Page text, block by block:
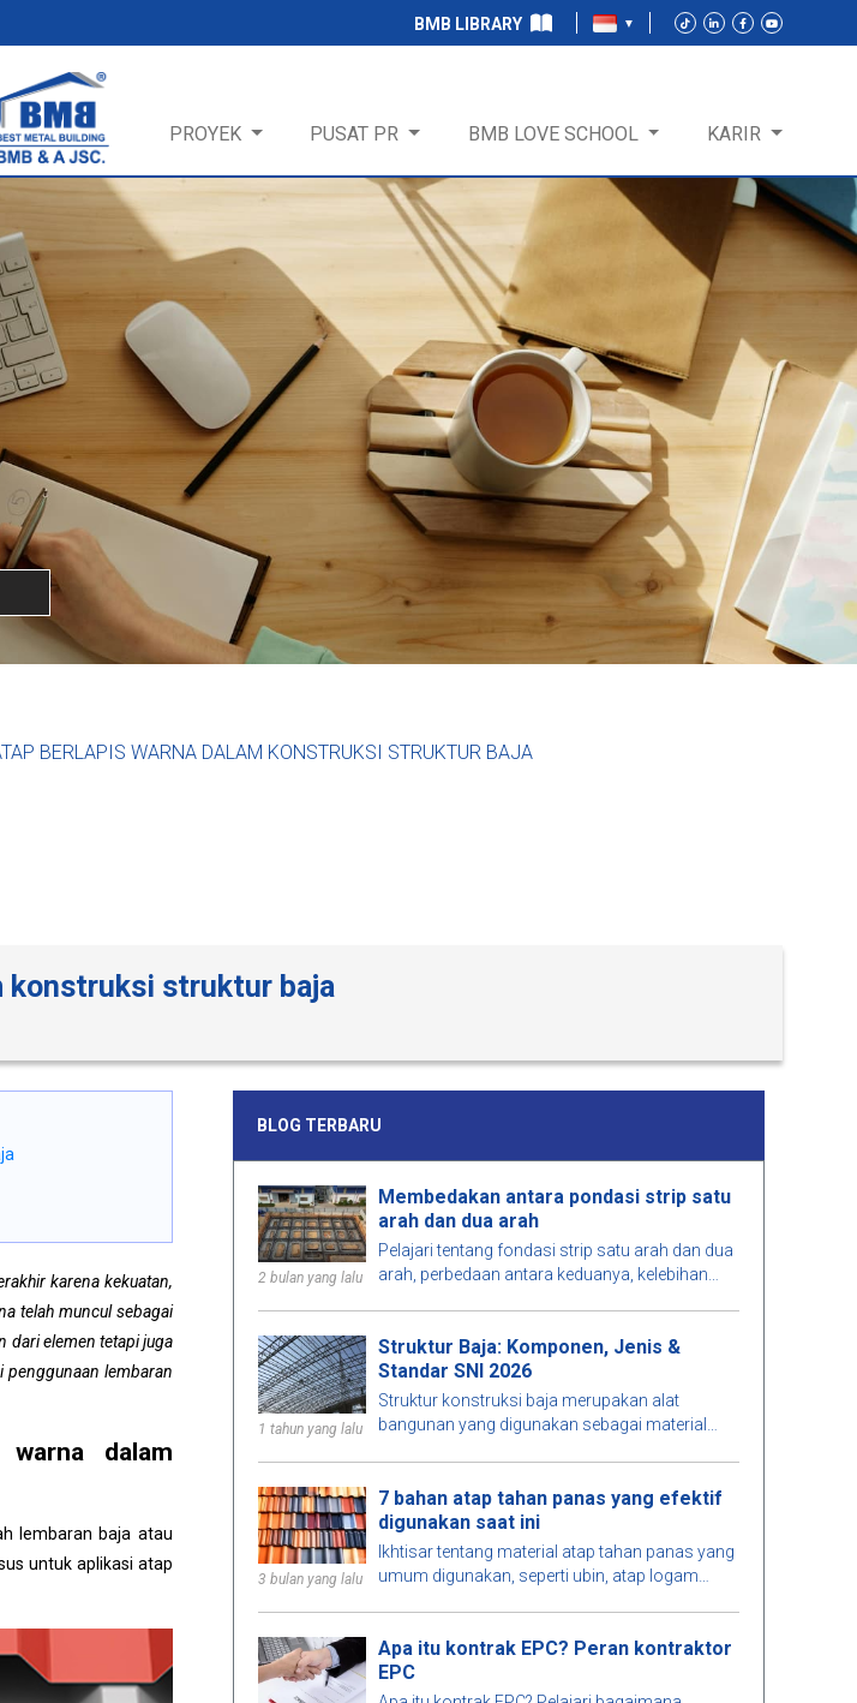
BMB LIBRARY
PROYEK PUSAT PR BMB LOVE SCHOOL KARIR
BERLAPIS WARNA DALAM KONSTRUKSI STRUKTUR BAJA
konstruksi struktur baja
karena kekuatan,
telah muncul sebagai
dari elemen tetapi juga
penggunaan lembaran
dalam
lembaran baja atau
untuk aplikasi atap
BLOG TERBARU
2 bulan yang lalu
Membedakan antara pondasi strip satu
arah dan dua arah
Pelajari tentang fondasi strip satu arah dan dua
arah, perbedaan antara keduanya, kelebihan
1 tahun yang lalu
Struktur Baja: Komponen, Jenis &
Standar SNI 2026
Struktur konstruksi baja merupakan alat
bangunan yang digunakan sebagai material
baja menjelaskan aplikasi struktur baja pada
gedung, jembatan, gudang, serta infrastruktur
modern berkat proses fabrikasi cepat dan
efisiensi dalam pembangunan.
3 bulan yang lalu
7 bahan atap tahan panas yang efektif
digunakan saat ini
Ikhtisar tentang material atap tahan panas yang
umum digunakan, seperti ubin, atap logam
Apa itu kontrak EPC? Peran kontraktor
EPC